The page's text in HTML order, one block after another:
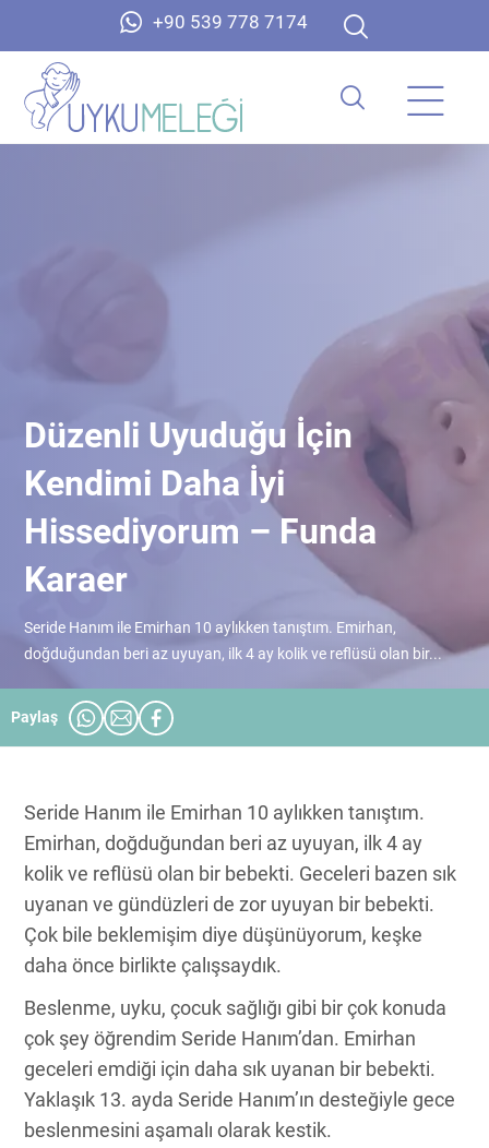
+90 539 778 7174
Düzenli Uyuduğu İçin
Kendimi Daha İyi
Hissediyorum – Funda
Karaer
Seride Hanım ile Emirhan 10 aylıkken tanıştım. Emirhan,
doğduğundan beri az uyuyan, ilk 4 ay kolik ve reflüsü olan bir...
Paylaş
Seride Hanım ile Emirhan 10 aylıkken tanıştım.
Emirhan, doğduğundan beri az uyuyan, ilk 4 ay
kolik ve reflüsü olan bir bebekti. Geceleri bazen sık
uyanan ve gündüzleri de zor uyuyan bir bebekti.
Çok bile beklemişim diye düşünüyorum, keşke
daha önce birlikte çalışsaydık.
Beslenme, uyku, çocuk sağlığı gibi bir çok konuda
çok şey öğrendim Seride Hanım’dan. Emirhan
geceleri emdiği için daha sık uyanan bir bebekti.
Yaklaşık 13. ayda Seride Hanım’ın desteğiyle gece
beslenmesini aşamalı olarak kestik.